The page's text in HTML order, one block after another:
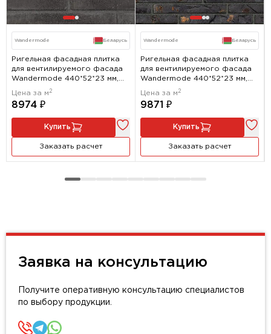
Wandermode Беларусь
Ригельная фасадная плитка
для вентилируемого фасада
Wandermode 440*52*23 мм,
Armschwung НВФ Schwarze
Lava
Цена за м 2
8974 ₽
Купить
Заказать расчет
Wandermode Беларусь
Ригельная фасадная плитка
для вентилируемого фасада
Wandermode 440*52*23 мм,
Gestalt НВФ Goldenes Mantra
Цена за м 2
9871 ₽
Купить
Заказать расчет
Заявка на консультацию
Получите оперативную консультацию специалистов
по выбору продукции.